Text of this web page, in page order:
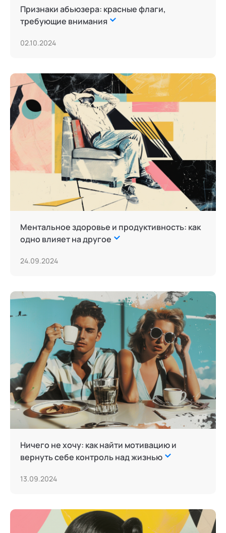
Признаки абьюзера: красные флаги,
требующие внимания
02.10.2024
Ментальное здоровье и продуктивность: как
одно влияет на другое
24.09.2024
Ничего не хочу: как найти мотивацию и
вернуть себе контроль над жизнью
13.09.2024